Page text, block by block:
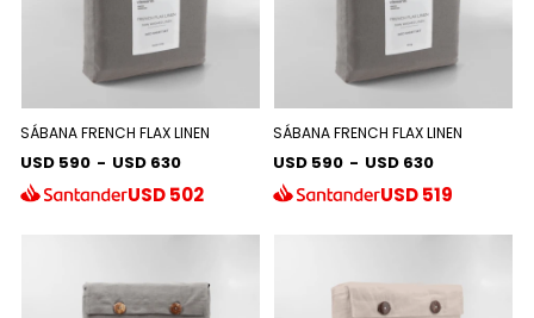
SÁBANA FRENCH FLAX LINEN
USD 590 - USD 630
USD502
SÁBANA FRENCH FLAX LINEN
USD 590 - USD 630
USD519